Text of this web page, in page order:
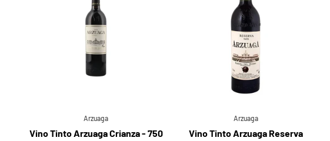
Arzuaga
Vino Tinto Arzuaga Crianza - 750
Arzuaga
Vino Tinto Arzuaga Reserva